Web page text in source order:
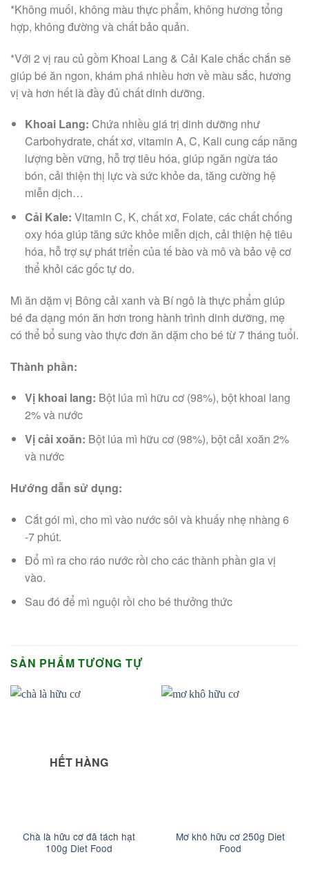
*Không muối, không màu thực phẩm, không hương tổng
hợp, không đường và chất bảo quản.
*Với 2 vị rau củ gồm Khoai Lang & Cải Kale chắc chắn sẽ
giúp bé ăn ngon, khám phá nhiều hơn về màu sắc, hương
vị và hơn hết là đầy đủ chất dinh dưỡng.
Khoai Lang: Chứa nhiều giá trị dinh dưỡng như
Carbohydrate, chất xơ, vitamin A, C, Kali cung cấp năng
lượng bền vững, hỗ trợ tiêu hóa, giúp ngăn ngừa táo
bón, cải thiện thị lực và sức khỏe da, tăng cường hệ
miễn dịch…
Cải Kale: Vitamin C, K, chất xơ, Folate, các chất chống
oxy hóa giúp tăng sức khỏe miễn dịch, cải thiện hệ tiêu
hóa, hỗ trợ sự phát triển của tế bào và mô và bảo vệ cơ
thể khỏi các gốc tự do.
Mì ăn dặm vị Bông cải xanh và Bí ngô là thực phẩm giúp
bé đa dạng món ăn hơn trong hành trình dinh dưỡng, mẹ
có thể bổ sung vào thực đơn ăn dặm cho bé từ 7 tháng tuổi.
Thành phần:
Vị khoai lang: Bột lúa mì hữu cơ (98%), bột khoai lang
2% và nước
Vị cải xoăn: Bột lúa mì hữu cơ (98%), bột cải xoăn 2%
và nước
Hướng dẫn sử dụng:
Cắt gói mì, cho mì vào nước sôi và khuấy nhẹ nhàng 6
-7 phút.
Đổ mì ra cho ráo nước rồi cho các thành phần gia vị
vào.
Sau đó để mì nguội rồi cho bé thưởng thức
SẢN PHẨM TƯƠNG TỰ
HẾT HÀNG
Chà là hữu cơ đã tách hạt
100g Diet Food
Mơ khô hữu cơ 250g Diet
Food